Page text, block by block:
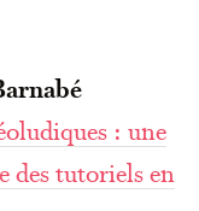
: une
des tutoriels en